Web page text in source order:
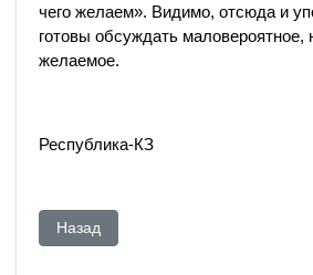
чего желаем». Видимо, отсюда и
готовы обсуждать маловероятное,
желаемое.
Республика-КЗ
Предыдущий: Даригу Назарбаеву
Назад